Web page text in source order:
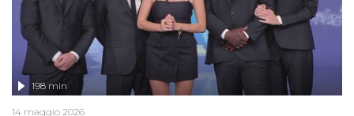
198 min
14 maggio 2026